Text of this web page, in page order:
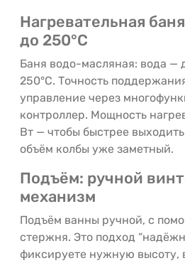
Нагревательная
до 250°C
Баня водо-масляная: вода —
250°C. Точность
управление через
контроллер. Мощность
Вт — чтобы быстрее
объём колбы уже заметный.
Подъём: ручной
механизм
Подъём ванны ручной, с
стержня. Это подход
фиксируете нужную высоту,